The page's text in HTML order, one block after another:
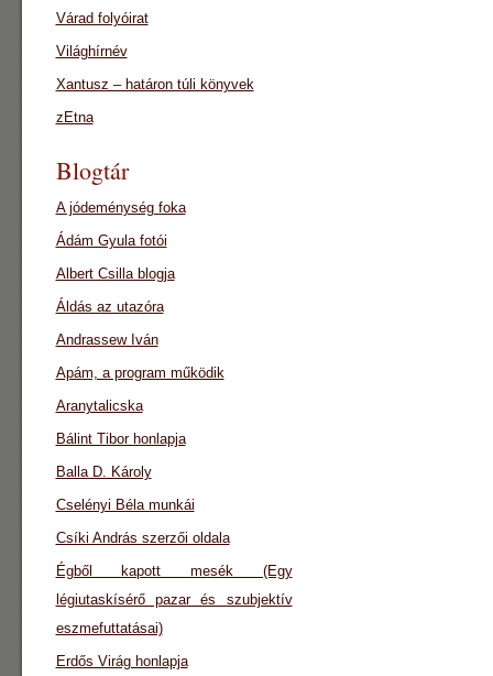
Várad folyóirat
Világhírnév
Xantusz – határon túli könyvek
zEtna
Blogtár
A jódeménység foka
Ádám Gyula fotói
Albert Csilla blogja
Áldás az utazóra
Andrassew Iván
Apám, a program működik
Aranytalicska
Bálint Tibor honlapja
Balla D. Károly
Cselényi Béla munkái
Csíki András szerzői oldala
Égből kapott mesék (Egy
légiutaskísérő pazar és szubjektív
eszmefuttatásai)
Erdős Virág honlapja